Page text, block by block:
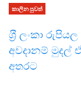
කාලීන පුවත්
ශ‍්‍රී ලංකා
අවදානම් මුදල්
අතරට